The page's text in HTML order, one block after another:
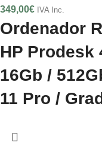
349,00€ IVA Inc.
Ordenador
HP Prodesk
16Gb /
11 Pro /